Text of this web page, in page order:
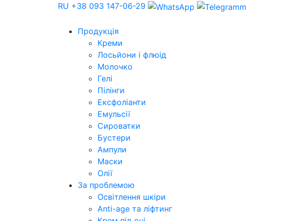
RU +38 093 147-06-29
Продукція
Креми
Лосьйони і флюід
Молочко
Гелі
Пілінги
Ексфоліанти
Емульсії
Сироватки
Бустери
Ампули
Маски
Олії
За проблемою
Освітлення шкіри
Anti-age та ліфтинг